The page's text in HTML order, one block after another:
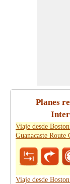
Planes
Viaje desde
Guanacaste
Viaje desde